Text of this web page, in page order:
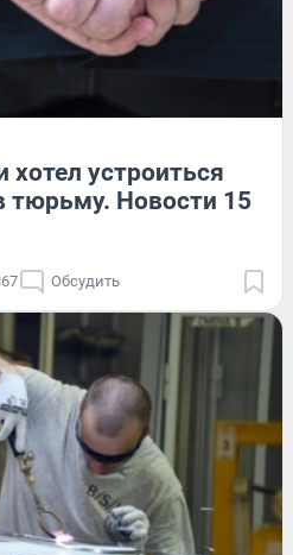
устроиться
тюрьму. Новости 15
Обсудить